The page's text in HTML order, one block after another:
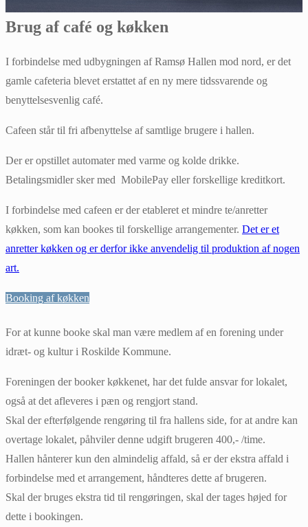
Brug af café og køkken
I forbindelse med udbygningen af Ramsø Hallen mod nord, er det
gamle cafeteria blevet erstattet af en ny mere tidssvarende og
benyttelsesvenlig café.
Cafeen står til fri afbenyttelse af samtlige brugere i hallen.
Der er opstillet automater med varme og kolde drikke.
Betalingsmidler sker med MobilePay eller forskellige kreditkort.
I forbindelse med cafeen er der etableret et mindre te/anretter
køkken, som kan bookes til forskellige arrangementer. Det er et
anretter køkken og er derfor ikke anvendelig til produktion af nogen
art.
Booking af køkken
For at kunne booke skal man være medlem af en forening under
idræt- og kultur i Roskilde Kommune.
Foreningen der booker køkkenet, har det fulde ansvar for lokalet,
også at det afleveres i pæn og rengjort stand.
Skal der efterfølgende rengøring til fra hallens side, for at andre kan
overtage lokalet, påhviler denne udgift brugeren 400,- /time.
Hallen hånterer kun den almindelig affald, så er der ekstra affald i
forbindelse med et arrangement, håndteres dette af brugeren.
Skal der bruges ekstra tid til rengøringen, skal der tages højed for
dette i bookingen.